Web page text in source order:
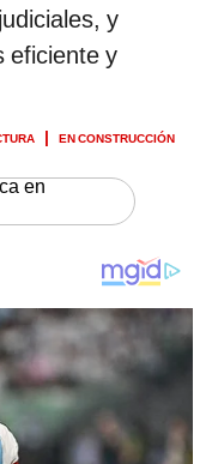
y
eficiente y
EN CONSTRUCCIÓN
en